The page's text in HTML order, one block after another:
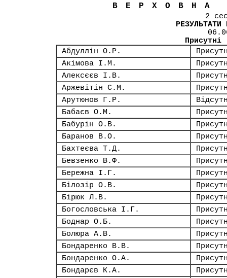
2
РЕЗУЛЬТАТИ
Абдуллін О.Р.
Акімова І.М.
Алексєєв І.В.
Аржевітін С.М.
Арутюнов Г.Р.
Бабаєв О.М.
Бабурін О.В.
Баранов В.О.
Бахтеєва Т.Д.
Бевзенко В.Ф.
Бережна І.Г.
Білозір О.В.
Бірюк Л.В.
Богословська І.Г.
Боднар О.Б.
Болюра А.В.
Бондаренко В.В.
Бондаренко О.А.
Бондарєв К.А.